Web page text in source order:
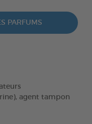
PARFUMS
agent tampon